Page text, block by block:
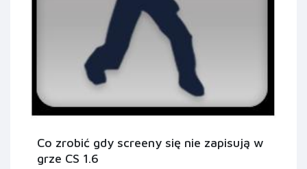
Co zrobić gdy screeny się nie zapisują w
grze CS 1.6